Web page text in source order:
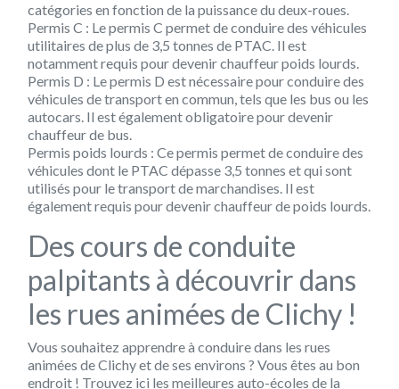
catégories en fonction de la puissance du deux-roues.
Permis C : Le permis C permet de conduire des véhicules
utilitaires de plus de 3,5 tonnes de PTAC. Il est
notamment requis pour devenir chauffeur poids lourds.
Permis D : Le permis D est nécessaire pour conduire des
véhicules de transport en commun, tels que les bus ou les
autocars. Il est également obligatoire pour devenir
chauffeur de bus.
Permis poids lourds : Ce permis permet de conduire des
véhicules dont le PTAC dépasse 3,5 tonnes et qui sont
utilisés pour le transport de marchandises. Il est
également requis pour devenir chauffeur de poids lourds.
Des cours de conduite
palpitants à découvrir dans
les rues animées de Clichy !
Vous souhaitez apprendre à conduire dans les rues
animées de Clichy et de ses environs ? Vous êtes au bon
endroit ! Trouvez ici les meilleures auto-écoles de la